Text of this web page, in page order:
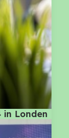
in Londen